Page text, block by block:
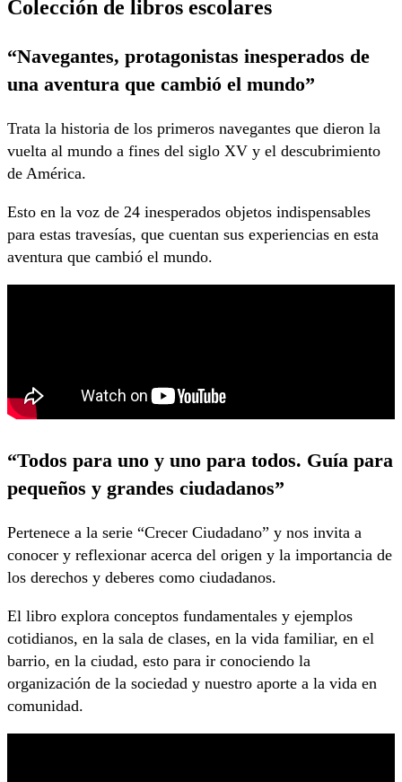
Colección de libros escolares
“Navegantes, protagonistas inesperados de
una aventura que cambió el mundo”
Trata la historia de los primeros navegantes que dieron la
vuelta al mundo a fines del siglo XV y el descubrimiento
de América.
Esto en la voz de 24 inesperados objetos indispensables
para estas travesías, que cuentan sus experiencias en esta
aventura que cambió el mundo.
“Todos para uno y uno para todos. Guía para
pequeños y grandes ciudadanos”
Pertenece a la serie “Crecer Ciudadano” y nos invita a
conocer y reflexionar acerca del origen y la importancia de
los derechos y deberes como ciudadanos.
El libro explora conceptos fundamentales y ejemplos
cotidianos, en la sala de clases, en la vida familiar, en el
barrio, en la ciudad, esto para ir conociendo la
organización de la sociedad y nuestro aporte a la vida en
comunidad.